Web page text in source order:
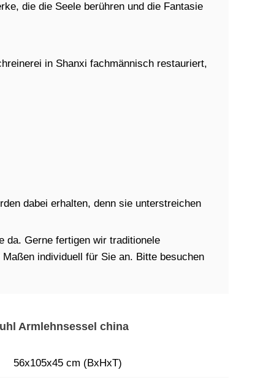
die die Seele berühren und die Fantasie
in Shanxi fachmännisch restauriert,
dabei erhalten, denn sie unterstreichen
da. Gerne fertigen wir traditionele
individuell für Sie an. Bitte besuchen
Armlehnsessel china
56x105x45 cm (BxHxT)